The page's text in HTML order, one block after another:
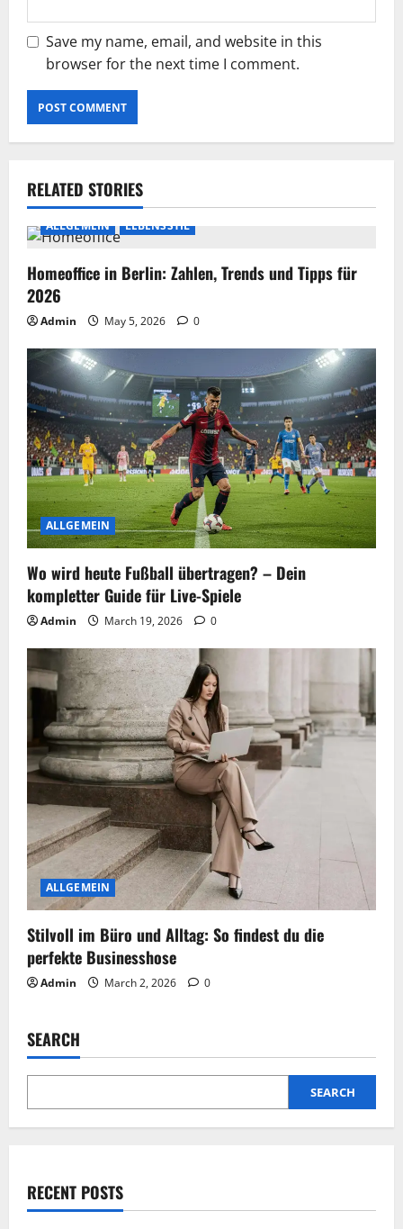
Save my name, email, and website in this
browser for the next time I comment.
RELATED STORIES
ALLGEMEIN LEBENSSTIL
Homeoffice in Berlin: Zahlen, Trends und Tipps für
2026
Admin May 5, 2026 0
ALLGEMEIN
Wo wird heute Fußball übertragen? – Dein
kompletter Guide für Live-Spiele
Admin March 19, 2026 0
ALLGEMEIN
Stilvoll im Büro und Alltag: So findest du die
perfekte Businesshose
Admin March 2, 2026 0
SEARCH
SEARCH
RECENT POSTS